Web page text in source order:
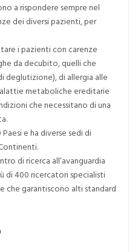
a rispondere sempre nel
dei diversi pazienti, per
i pazienti con carenze
da decubito, quelli che
deglutizione), di allergia alle
metaboliche ereditarie
che necessitano di una
e ha diverse sedi di
di ricerca all’avanguardia
di 400 ricercatori specialisti
che garantiscono alti standard